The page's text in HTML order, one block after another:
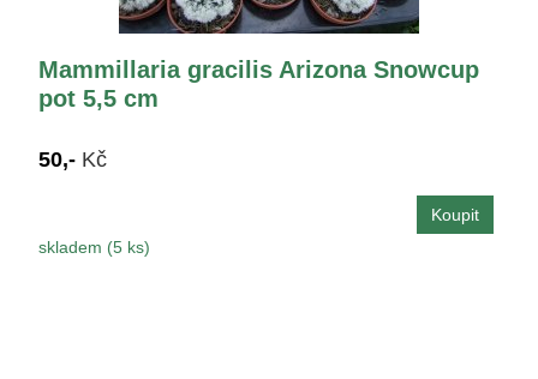
Mammillaria gracilis Arizona Snowcup
pot 5,5 cm
50,- Kč
skladem (5 ks)